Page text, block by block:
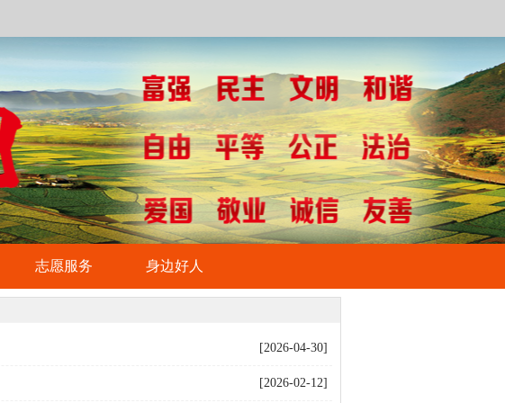
志愿服务 身边好人
[2026-04-30]
[2026-02-12]